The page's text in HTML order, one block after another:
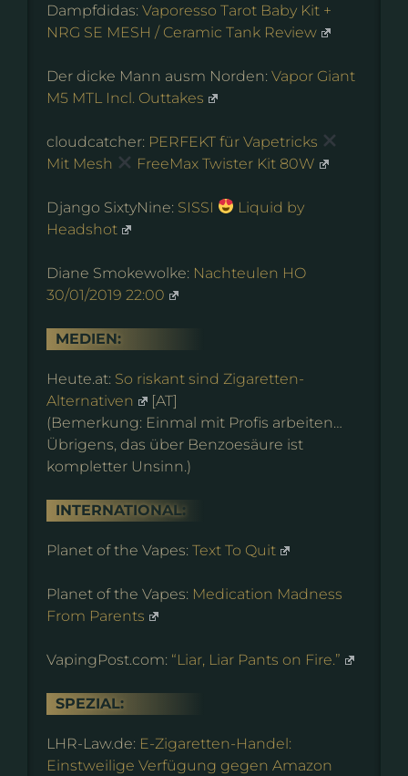
Dampfdidas: Vaporesso Tarot Baby Kit +
NRG SE MESH / Ceramic Tank Review
Der dicke Mann ausm Norden: Vapor Giant
M5 MTL Incl. Outtakes
cloudcatcher: PERFEKT für Vapetricks
Mit Mesh
FreeMax Twister Kit 80W
Django SixtyNine: SISSI
Liquid by
Headshot
Diane Smokewolke: Nachteulen HO
30/01/2019 22:00
MEDIEN:
Heute.at: So riskant sind Zigaretten-
Alternativen
[AT]
(Bemerkung: Einmal mit Profis arbeiten…
Übrigens, das über Benzoesäure ist
kompletter Unsinn.)
INTERNATIONAL:
Planet of the Vapes: Text To Quit
Planet of the Vapes: Medication Madness
From Parents
VapingPost.com: “Liar, Liar Pants on Fire.”
SPEZIAL:
LHR-Law.de: E-Zigaretten-Handel:
Einstweilige Verfügung gegen Amazon